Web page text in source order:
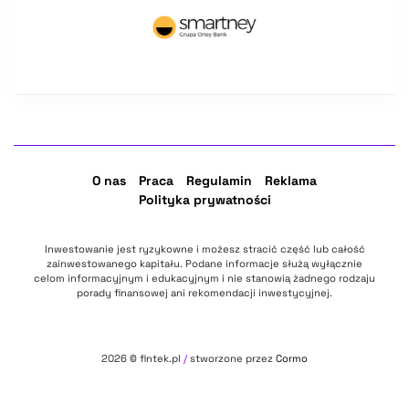
O nas Praca Regulamin
Reklama
Polityka prywatności
Inwestowanie jest ryzykowne i możesz stracić część lub całość
zainwestowanego kapitału. Podane informacje służą wyłącznie
celom informacyjnym i edukacyjnym i nie stanowią żadnego rodzaju
porady finansowej ani rekomendacji inwestycyjnej.
2026 © fintek.pl / stworzone przez Cormo